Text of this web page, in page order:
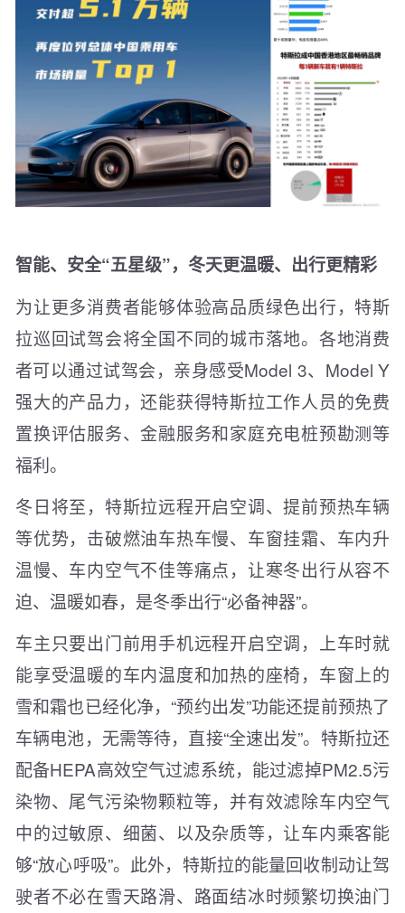
智能、安全“五星级”，冬天更温暖、出行更精彩
为让更多消费者能够体验高品质绿色出行，特斯
拉巡回试驾会将全国不同的城市落地。各地消费
者可以通过试驾会，亲身感受Model 3、Model Y
强大的产品力，还能获得特斯拉工作人员的免费
置换评估服务、金融服务和家庭充电桩预勘测等
福利。
冬日将至，特斯拉远程开启空调、提前预热车辆
等优势，击破燃油车热车慢、车窗挂霜、车内升
温慢、车内空气不佳等痛点，让寒冬出行从容不
迫、温暖如春，是冬季出行“必备神器”。
车主只要出门前用手机远程开启空调，上车时就
能享受温暖的车内温度和加热的座椅，车窗上的
雪和霜也已经化净，“预约出发”功能还提前预热了
车辆电池，无需等待，直接“全速出发”。特斯拉还
配备HEPA高效空气过滤系统，能过滤掉PM2.5污
染物、尾气污染物颗粒等，并有效滤除车内空气
中的过敏原、细菌、以及杂质等，让车内乘客能
够“放心呼吸”。此外，特斯拉的能量回收制动让驾
驶者不必在雪天路滑、路面结冰时频繁切换油门